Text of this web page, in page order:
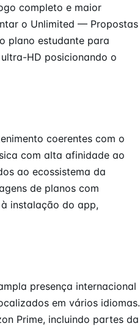
completo e maior
o Unlimited — Propostas
plano estudante para
HD posicionando o
coerentes com o
com alta afinidade ao
ao ecossistema da
de planos com
instalação do app,
presença internacional
em vários idiomas.
Prime, incluindo partes da